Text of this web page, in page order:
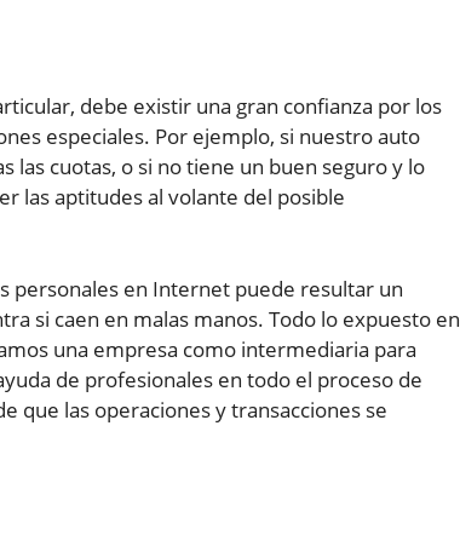
debe existir una gran confianza por los
especiales. Por ejemplo, si nuestro auto
las cuotas, o si no tiene un buen seguro y lo
las aptitudes al volante del posible
personales en Internet puede resultar un
si caen en malas manos. Todo lo expuesto en
una empresa como intermediaria para
de profesionales en todo el proceso de
que las operaciones y transacciones se